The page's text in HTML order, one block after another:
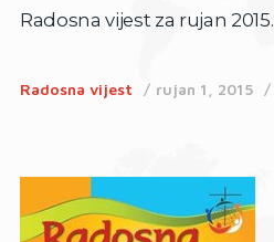
Radosna vijest za rujan 2015.
Radosna vijest rujan 1, 2015